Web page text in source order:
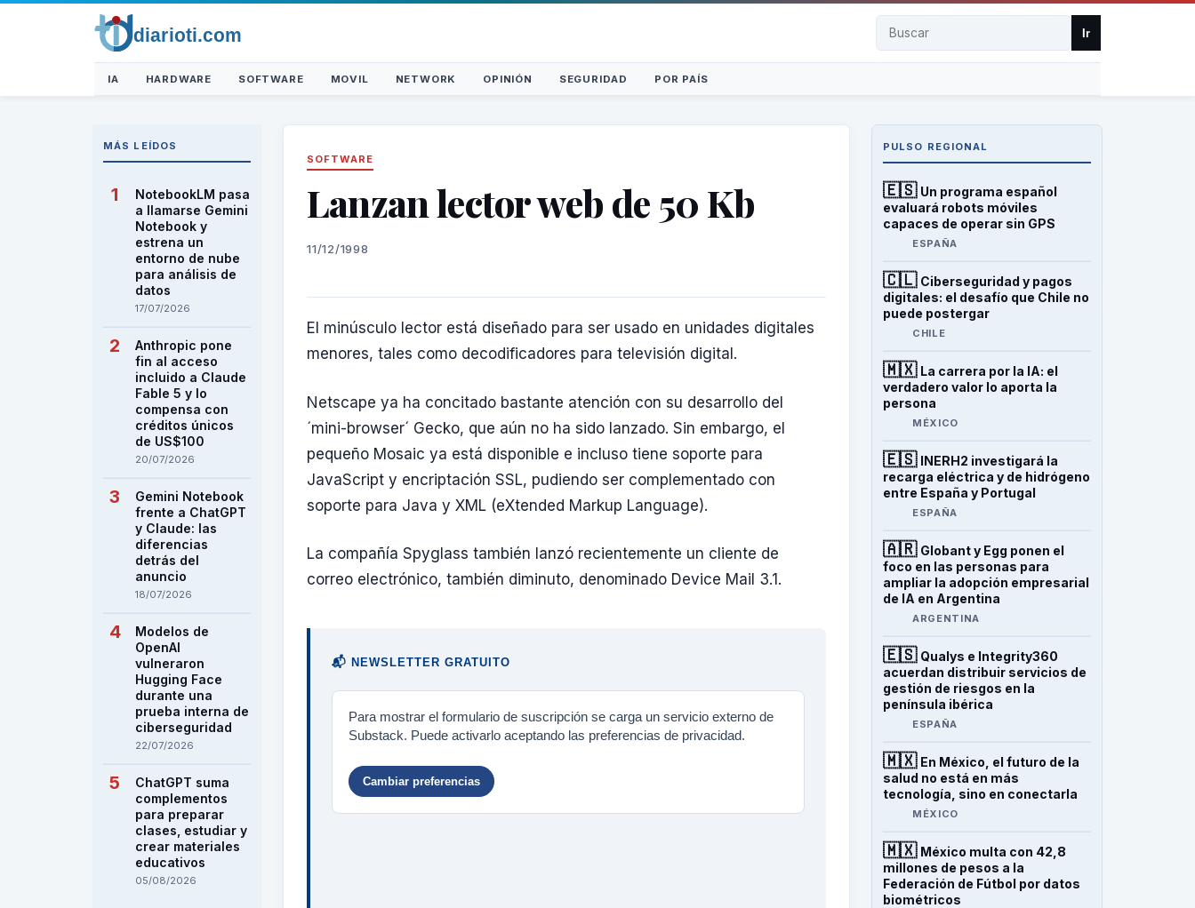
Buscar Ir
IA HARDWARE SOFTWARE MOVIL NETWORK OPINIÓN SEGURIDAD POR PAÍS
MÁS LEÍDOS
NotebookLM pasa
a llamarse Gemini
Notebook y
estrena un
entorno de nube
para análisis de
datos
17/07/2026
Anthropic pone
fin al acceso
incluido a Claude
Fable 5 y lo
compensa con
créditos únicos
de US$100
20/07/2026
Gemini Notebook
frente a ChatGPT
y Claude: las
diferencias
detrás del
anuncio
18/07/2026
Modelos de
OpenAI
vulneraron
Hugging Face
durante una
prueba interna de
ciberseguridad
22/07/2026
ChatGPT suma
complementos
para preparar
clases, estudiar y
crear materiales
educativos
05/08/2026
SOFTWARE
Lanzan lector web de 50 Kb
11/12/1998
El minúsculo lector está diseñado para ser usado en unidades digitales
menores, tales como decodificadores para televisión digital.
Netscape ya ha concitado bastante atención con su desarrollo del
´mini-browser´ Gecko, que aún no ha sido lanzado. Sin embargo, el
pequeño Mosaic ya está disponible e incluso tiene soporte para
JavaScript y encriptación SSL, pudiendo ser complementado con
soporte para Java y XML (eXtended Markup Language).
La compañía Spyglass también lanzó recientemente un cliente de
correo electrónico, también diminuto, denominado Device Mail 3.1.
📬 NEWSLETTER GRATUITO
Para mostrar el formulario de suscripción se carga un servicio externo de
Substack. Puede activarlo aceptando las preferencias de privacidad.
Cambiar preferencias
PULSO REGIONAL
🇪🇸 Un programa español
evaluará robots móviles
capaces de operar sin GPS
ESPAÑA
🇨🇱 Ciberseguridad y pagos
digitales: el desafío que Chile no
puede postergar
CHILE
🇲🇽 La carrera por la IA: el
verdadero valor lo aporta la
persona
MÉXICO
🇪🇸 INERH2 investigará la
recarga eléctrica y de hidrógeno
entre España y Portugal
ESPAÑA
🇦🇷 Globant y Egg ponen el
foco en las personas para
ampliar la adopción empresarial
de IA en Argentina
ARGENTINA
🇪🇸 Qualys e Integrity360
acuerdan distribuir servicios de
gestión de riesgos en la
península ibérica
ESPAÑA
🇲🇽 En México, el futuro de la
salud no está en más
tecnología, sino en conectarla
MÉXICO
🇲🇽 México multa con 42,8
millones de pesos a la
Federación de Fútbol por datos
biométricos